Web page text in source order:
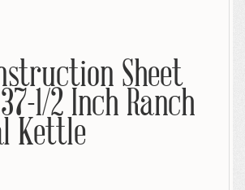
Sheet
1/2 Inch Ranch
Kettle